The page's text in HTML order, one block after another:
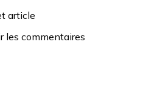
article
les commentaires